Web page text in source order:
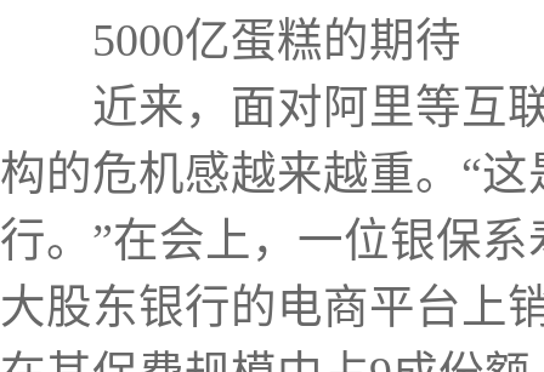
5000亿蛋糕的期待
近来，面对阿里等互联
构的危机感越来越重。“
行。”在会上，一位银保
大股东银行的电商平台上